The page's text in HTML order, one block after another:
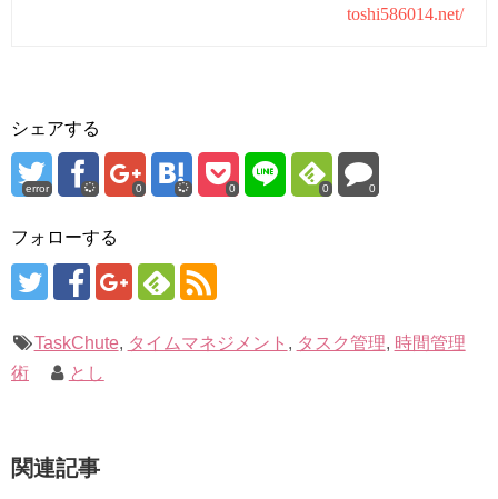
toshi586014.net/
シェアする
error 0 0 0 0
フォローする
TaskChute, タイムマネジメント , タスク管理, 時間管理
術
とし
関連記事